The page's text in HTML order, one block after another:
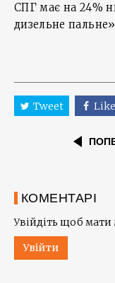
СПГ має на 24%
дизельне
Tweet Like
КОМЕНТАРІ
Увійдіть щоб
Увійти